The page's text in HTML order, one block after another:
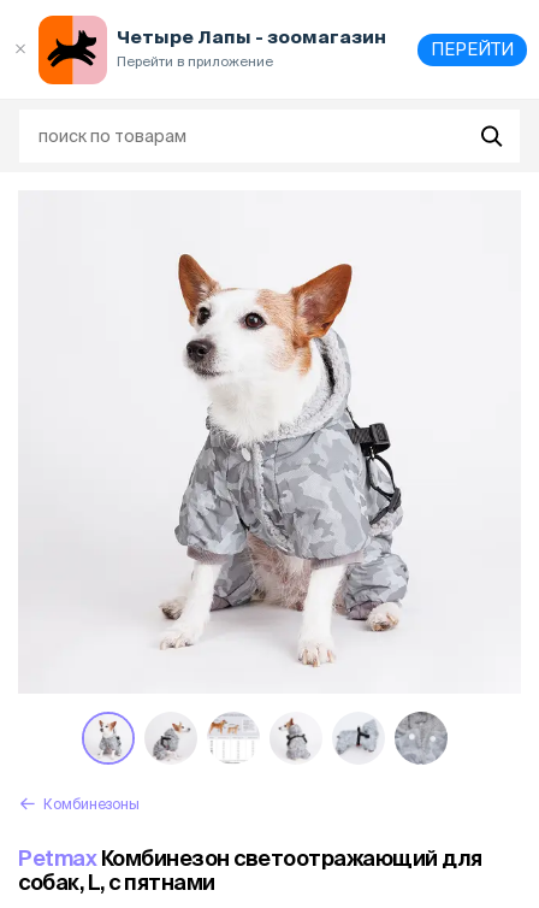
Четыре Лапы - зоомагазин
Перейти в приложение
ПЕРЕЙТИ
Комбинезоны
PetmaxКомбинезон светоотражающий для
собак, L, с пятнами